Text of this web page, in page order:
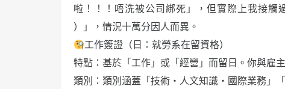
啦！！！唔洗被公司綁死」，但實際上我接
）」，情況十萬分因人而異。
工作簽證（日：就勞系在留資格）
特點：基於「工作」或「經營」而留日。你與雇
類別：類別涵蓋「技術・人文知識・國際業務」